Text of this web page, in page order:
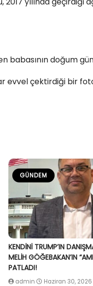
babasının doğum
evvel çektirdiği bir
GÜNDEM
KENDİNİ TRUMP’IN
MELİH GÖĞEBAKAN’IN
PATLADI!
admin Haziran 30, 2026